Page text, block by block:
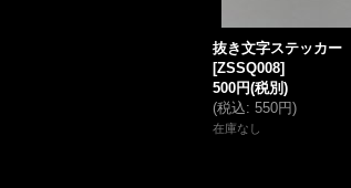
抜き文字ステッカ
[ZSSQ008]
500円(税別)
(税込: 550円)
在庫なし